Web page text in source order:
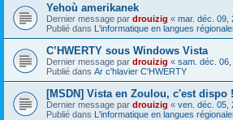
Yehoù amerikanek
Dernier message par drouizig « mar. déc. 09,
Publié dans L'informatique en langues
C’HWERTY sous Windows Vista
Dernier message par drouizig « sam. déc.
Publié dans Ar c'hlavier C'HWERTY
[MSDN] Vista en Zoulou, c'est dispo !
Dernier message par drouizig « ven. déc. 05,
Publié dans L'informatique en langues